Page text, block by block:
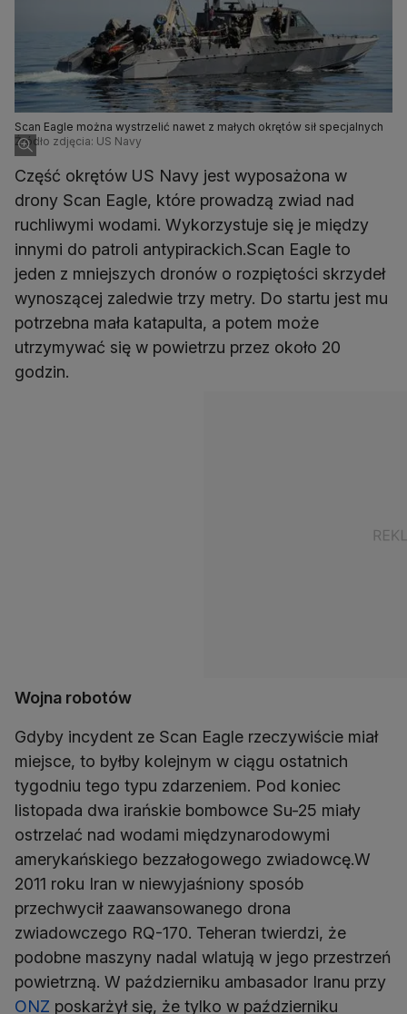
Scan Eagle można wystrzelić nawet z małych okrętów sił specjalnych
Źródło zdjęcia: US Navy
Część okrętów US Navy jest wyposażona w
drony Scan Eagle, które prowadzą zwiad nad
ruchliwymi wodami. Wykorzystuje się je między
innymi do patroli antypirackich.Scan Eagle to
jeden z mniejszych dronów o rozpiętości skrzydeł
wynoszącej zaledwie trzy metry. Do startu jest mu
potrzebna mała katapulta, a potem może
utrzymywać się w powietrzu przez około 20
godzin.
Wojna robotów
Gdyby incydent ze Scan Eagle rzeczywiście miał
miejsce, to byłby kolejnym w ciągu ostatnich
tygodniu tego typu zdarzeniem. Pod koniec
listopada dwa irańskie bombowce Su-25 miały
ostrzelać nad wodami międzynarodowymi
amerykańskiego bezzałogowego zwiadowcę.W
2011 roku Iran w niewyjaśniony sposób
przechwycił zaawansowanego drona
zwiadowczego RQ-170. Teheran twierdzi, że
podobne maszyny nadal wlatują w jego przestrzeń
powietrzną. W październiku ambasador Iranu przy
ONZ poskarżył się, że tylko w październiku